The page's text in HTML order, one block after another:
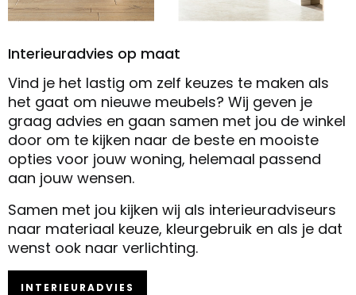
Interieuradvies op maat
Vind je het lastig om zelf keuzes te maken als
het gaat om nieuwe meubels? Wij geven je
graag advies en gaan samen met jou de winkel
door om te kijken naar de beste en mooiste
opties voor jouw woning, helemaal passend
aan jouw wensen.
Samen met jou kijken wij als interieuradviseurs
naar materiaal keuze, kleurgebruik en als je dat
wenst ook naar verlichting.
INTERIEURADVIES